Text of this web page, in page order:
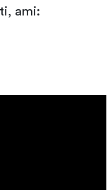
ami: